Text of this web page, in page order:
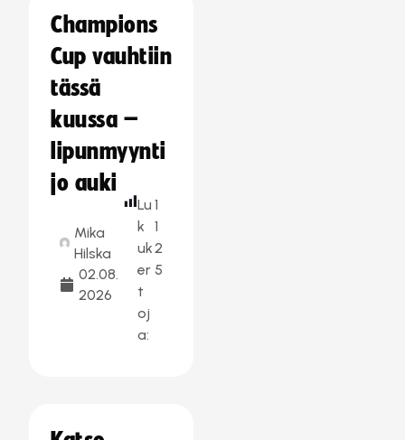
Champions
Cup vauhtiin
tässä
kuussa –
lipunmyynti
jo auki
Mika
Hilska
02.08.
2026
Lu
k
uk
er
t
oj
a:
1
1
2
5